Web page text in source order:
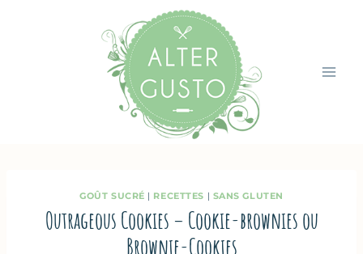
GOÛT SUCRÉ | RECETTES | SANS GLUTEN
Outrageous Cookies – Cookie-brownies ou
Brownie-Cookies